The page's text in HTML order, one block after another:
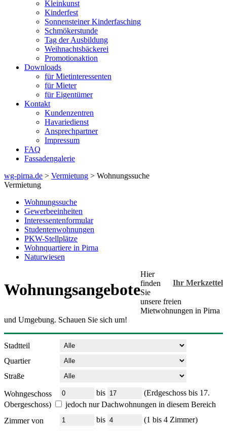
Kleinkunst
Kinderfest
Sonnensteiner Kinderfasching
Schmökerstunde
Tag der Ausbildung
Weihnachtsbäckerei
Promotionaktion
Downloads
für Mietinteressenten
für Mieter
für Eigentümer
Kontakt
Kundenzentren
Havariedienst
Ansprechpartner
Impressum
FAQ
Fassadengalerie
wg-pirna.de > Vermietung > Wohnungssuche
Vermietung
Wohnungssuche
Gewerbeeinheiten
Interessentenformular
Studentenwohnungen
PKW-Stellplätze
Wohnquartiere in Pirna
Naturwiesen
Wohnungsangebote Ihr Merkzettel
Hier
finden
Sie
unsere freien
Mietwohnungen in Pirna
und Umgebung. Schauen Sie sich um!
Stadtteil
Quartier
Straße
Wohngeschoss bis
(Erdgeschoss bis 17.
Obergeschoss)
jedoch nur Dachwohnungen in diesem Bereich
Zimmer von
bis (1 bis 4 Zimmer)